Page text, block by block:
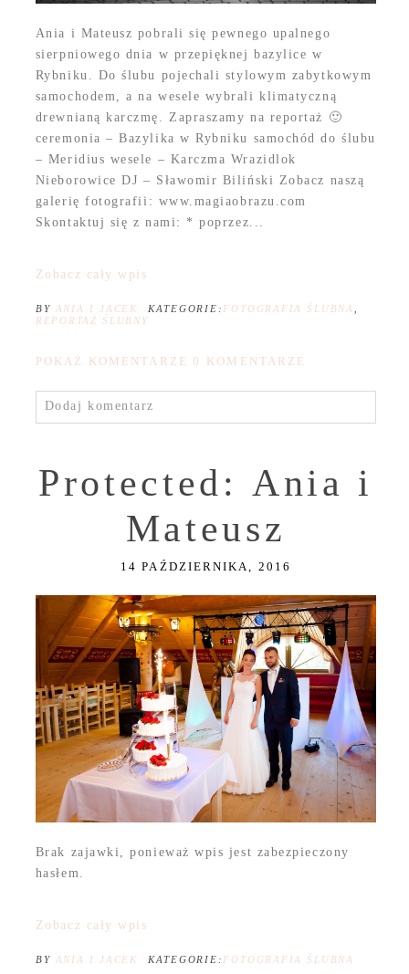
Ania i Mateusz pobrali się pewnego upalnego
sierpniowego dnia w przepięknej bazylice w
Rybniku. Do ślubu pojechali stylowym zabytkowym
samochodem, a na wesele wybrali klimatyczną
drewnianą karczmę. Zapraszamy na reportaż 🙂
ceremonia – Bazylika w Rybniku samochód do ślubu
– Meridius wesele – Karczma Wrazidlok
Nieborowice DJ – Sławomir Biliński Zobacz naszą
galerię fotografii: www.magiaobrazu.com
Skontaktuj się z nami: * poprzez...
Zobacz cały wpis
BY ANIA I JACEK KATEGORIE: FOTOGRAFIA ŚLUBNA
REPORTAŻ ŚLUBNY
POKAŻ KOMENTARZE 0 KOMENTARZE
Dodaj komentarz
Protected: Ania i
Mateusz
14 PAŹDZIERNIKA, 2016
Brak zajawki, ponieważ wpis jest zabezpieczony
hasłem.
Zobacz cały wpis
BY ANIA I JACEK KATEGORIE: FOTOGRAFIA ŚLUBNA